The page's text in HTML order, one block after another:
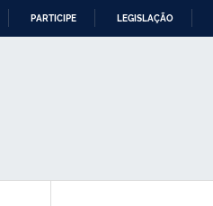
PARTICIPE LEGISLAÇÃO